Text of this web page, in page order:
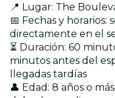
📍 Lugar: The
📅 Fechas y horarios:
directamente en el
⏳ Duración: 60
minutos antes del
llegadas tardías
👤 Edad: 8 años o